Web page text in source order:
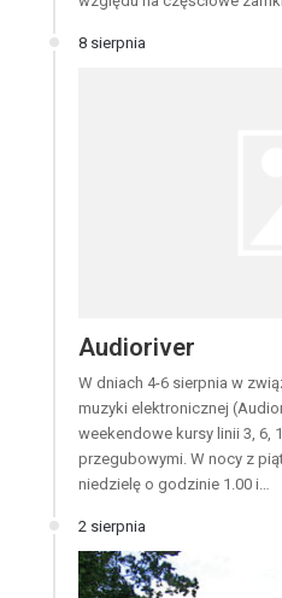
8 sierpnia
Audioriver
W dniach 4-6 sierpnia w
muzyki elektronicznej
weekendowe kursy linii 3, 6,
przegubowymi. W nocy z
niedzielę o godzinie 1.00 i…
2 sierpnia